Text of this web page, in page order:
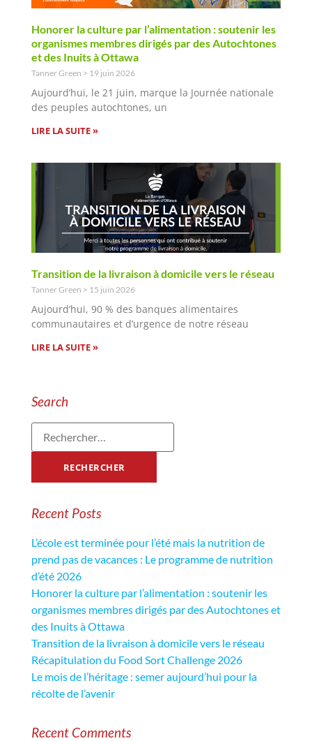
Honorer la culture par l’alimentation : soutenir les
organismes membres dirigés par des Autochtones
et des Inuits à Ottawa
Tanner Green 19 juin 2026
Aujourd’hui, le 21 juin, marque la Journée nationale
des peuples autochtones, un
LIRE LA SUITE »
Transition de la livraison à domicile vers le réseau
Tanner Green 15 juin 2026
Aujourd’hui, 90 % des banques alimentaires
communautaires et d’urgence de notre réseau
LIRE LA SUITE »
Search
Recent Posts
L’école est terminée pour l’été mais la nutrition de
prend pas de vacances : Le programme de nutrition
d’été 2026
Honorer la culture par l’alimentation : soutenir les
organismes membres dirigés par des Autochtones et
des Inuits à Ottawa
Transition de la livraison à domicile vers le réseau
Récapitulation du Food Sort Challenge 2026
Le mois de l’héritage : semer aujourd’hui pour la
récolte de l’avenir
Recent Comments